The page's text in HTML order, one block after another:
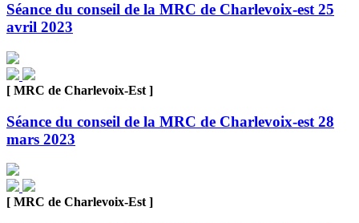
Séance du conseil de la MRC de Charlevoix-est 25
avril 2023
[ MRC de Charlevoix-Est ]
Séance du conseil de la MRC de Charlevoix-est 28
mars 2023
[ MRC de Charlevoix-Est ]